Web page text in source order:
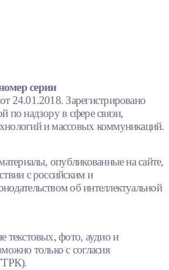
серии
Зарегистрировано
по надзору в сфере связи,
и массовых коммуникаций.
опубликованные на сайте,
с российским и
об интеллектуальной
текстовых, фото, аудио и
только с согласия